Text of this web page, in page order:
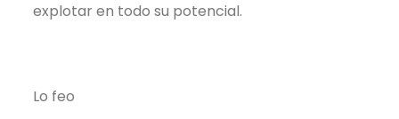
explotar en todo su potencial.
Lo feo